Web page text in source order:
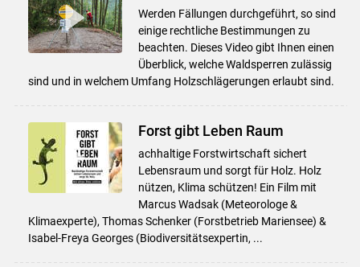
Werden Fällungen durchgeführt, so sind
einige rechtliche Bestimmungen zu
beachten. Dieses Video gibt Ihnen einen
Überblick, welche Waldsperren zulässig
sind und in welchem Umfang Holzschlägerungen erlaubt sind.
Forst gibt Leben Raum
achhaltige Forstwirtschaft sichert
Lebensraum und sorgt für Holz. Holz
nützen, Klima schützen! Ein Film mit
Marcus Wadsak (Meteorologe &
Klimaexperte), Thomas Schenker (Forstbetrieb Mariensee) &
Isabel-Freya Georges (Biodiversitätsexpertin, ...